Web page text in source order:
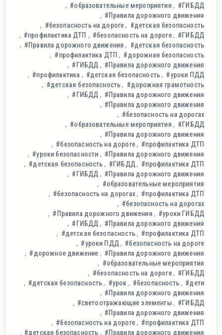
#образовательные мероприятия
#ГИБДД
#Правила дорожного движения
#безопасность на дороге
#детская безопасность
#профилактика ДТП
#безопасность на дороге
#ГИБДД
#Правила дорожного движения
#детская безопасность
#профилактика ДТП
#дорожная безопасность
#ГИБДД
#Правила дорожного движения
#профилактика
#детская безопасность
#уроки ПДД
#детская безопасность
#дорожная грамотность
#ГИБДД
#Правила дорожного движения
#Правила дорожного движения
#безопасность на дорогах
#образовательные мероприятия
#ГИБДД
#Правила дорожного движения
#безопасность на дороге
#профилактика ДТП
#уроки безопасности
#Правила дорожного движения
#детская безопасность
#ГИБДД
#профилактика ДТП
#ГИБДД
#Правила дорожного движения
#образовательные мероприятия
#безопасность на дорогах
#профилактика ДТП
#безопасность на дорогах
#Правила дорожного движения
#уроки ГИБДД
#ГИБДД
#Правила дорожного движения
#детская безопасность
#профилактика ДТП
#уроки ПДД
#безопасность на дороге
#дорожное движение
#Правила дорожного движения
#образовательные мероприятия
#безопасность на дороге
#ГИБДД
#детская безопасность
#урок #безопасность
#дети
#Правила дорожного движения
#светоотражающие элементы
#ГИБДД
#Правила дорожного движения
#безопасность на дороге
#профилактика ДТП
#детская безопасность
#Правила дорожного движения